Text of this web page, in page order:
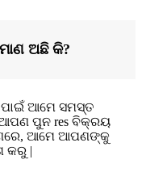
ଅଛି କି?
ପାଇଁ ଆମେ ସମସ୍ତ
ପୁନ res ବିକ୍ରୟ
ଆମେ ଆପଣଙ୍କୁ
କରୁ |